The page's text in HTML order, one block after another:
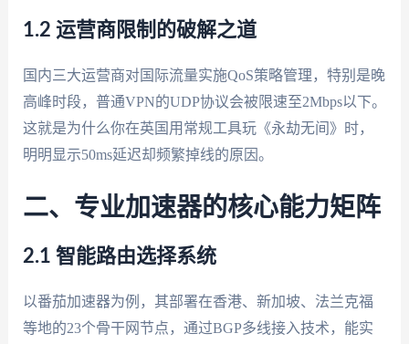
1.2 运营商限制的破解之道
国内三大运营商对国际流量实施QoS策略管理，特别是晚
高峰时段，普通VPN的UDP协议会被限速至2Mbps以下。
这就是为什么你在英国用常规工具玩《永劫无间》时，
明明显示50ms延迟却频繁掉线的原因。
二、专业加速器的核心能力矩阵
2.1 智能路由选择系统
以番茄加速器为例，其部署在香港、新加坡、法兰克福
等地的23个骨干网节点，通过BGP多线接入技术，能实